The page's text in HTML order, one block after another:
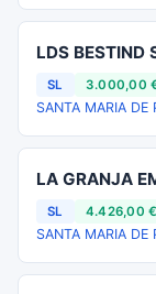
LDS BESTIND
SL 3.000,00
SANTA MARIA DE
LA GRANJA
SL 4.426,00 €
SANTA MARIA DE